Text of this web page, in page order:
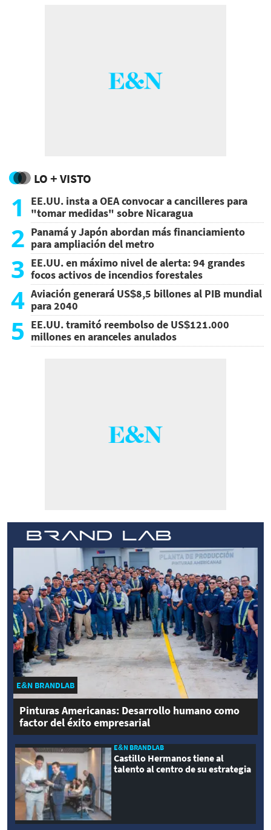
LO + VISTO
1
EE.UU. insta a OEA convocar a cancilleres para
"tomar medidas" sobre Nicaragua
2 Panamá y Japón abordan más financiamiento
para ampliación del metro
3 EE.UU. en máximo nivel de alerta: 94 grandes
focos activos de incendios forestales
4 Aviación generará US$8,5 billones al PIB mundial
para 2040
5 EE.UU. tramitó reembolso de US$121.000
millones en aranceles anulados
E&N BRANDLAB
Pinturas Americanas: Desarrollo humano como
factor del éxito empresarial
E&N BRANDLAB
Castillo Hermanos tiene al
talento al centro de su estrategia